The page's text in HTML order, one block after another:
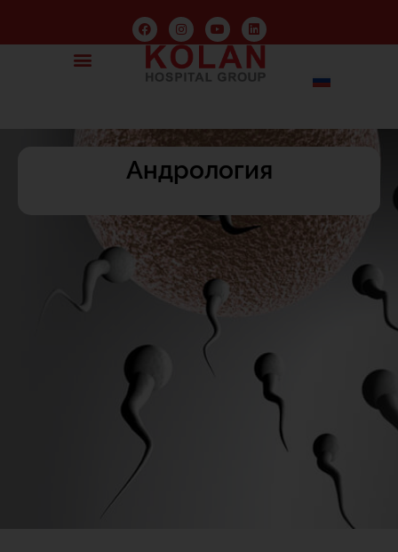
Андрология